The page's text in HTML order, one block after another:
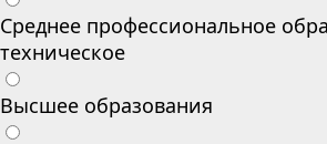
Среднее профессиональное
техническое
Высшее образования